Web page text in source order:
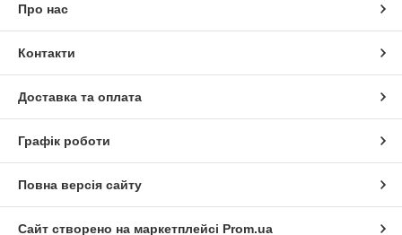
Про нас
Контакти
Доставка та оплата
Графік роботи
Повна версія сайту
Сайт створено на маркетплейсі Prom.ua